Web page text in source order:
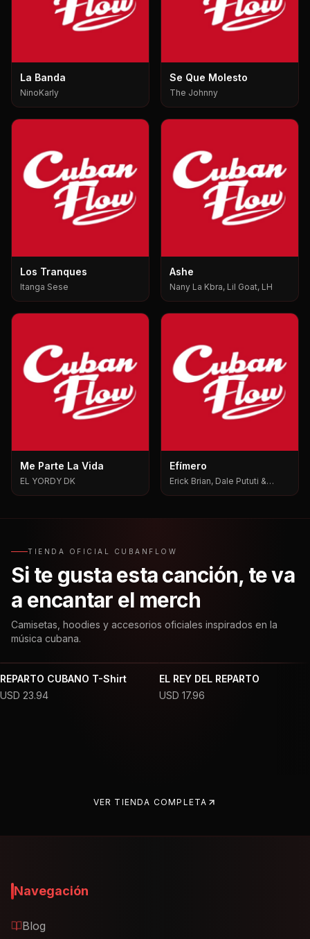
La Banda
NinoKarly
Se Que Molesto
The Johnny
Los Tranques
Itanga Sese
Ashe
Nany La Kbra, Lil Goat, LH
Me Parte La Vida
EL YORDY DK
Efímero
Erick Brian, Dale Pututi &
TIENDA OFICIAL CUBANFLOW
Si te gusta esta canción, te va
a encantar el merch
Camisetas, hoodies y accesorios oficiales inspirados en la
música cubana.
REPARTO CUBANO T-Shirt
USD 23.94
EL REY DEL REPARTO
USD 17.96
VER TIENDA COMPLETA
Navegación
Blog